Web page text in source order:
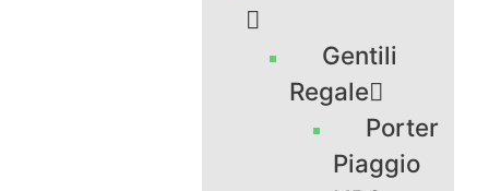
Gentili
Regale
Porter
Piaggio